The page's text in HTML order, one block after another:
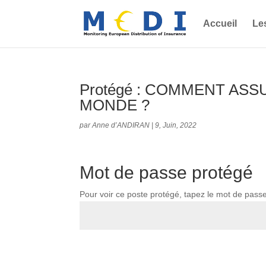
Accueil
Protégé : COMMENT
MONDE ?
parAnne d’ANDIRAN |9, Juin, 2022
Mot de passe protégé
Pour voir ce poste protégé, tapez le mot de